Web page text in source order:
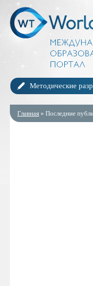
Методические
Главная » Последние